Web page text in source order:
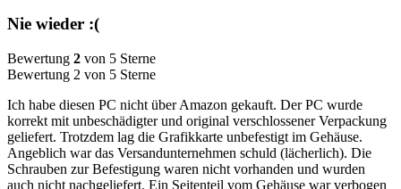
Nie wieder :(
Bewertung 2 von 5 Sterne
Bewertung 2 von 5 Sterne
Ich habe diesen PC nicht über Amazon gekauft. Der PC wurde
korrekt mit unbeschädigter und original verschlossener Verpackung
geliefert. Trotzdem lag die Grafikkarte unbefestigt im Gehäuse.
Angeblich war das Versandunternehmen schuld (lächerlich). Die
Schrauben zur Befestigung waren nicht vorhanden und wurden
auch nicht nachgeliefert. Ein Seitenteil vom Gehäuse war verbogen